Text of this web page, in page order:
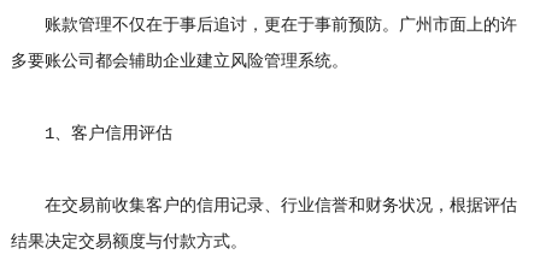
账款管理不仅在于事后追讨，更在于事前预防。广州市面上的许
多要账公司都会辅助企业建立风险管理系统。
1、客户信用评估
在交易前收集客户的信用记录、行业信誉和财务状况，根据评估
结果决定交易额度与付款方式。